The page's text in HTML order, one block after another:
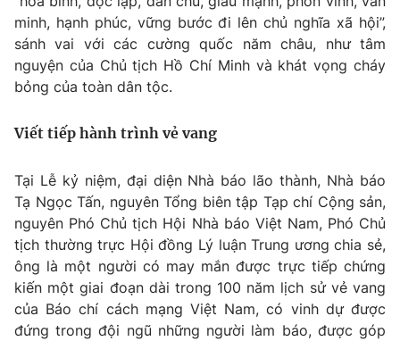
minh, hạnh phúc, vững bước đi lên chủ nghĩa xã hội”,
sánh vai với các cường quốc năm châu, như tâm
nguyện của Chủ tịch Hồ Chí Minh và khát vọng cháy
bỏng của toàn dân tộc.
Viết tiếp hành trình vẻ vang
Tại Lễ kỷ niệm, đại diện Nhà báo lão thành, Nhà báo
Tạ Ngọc Tấn, nguyên Tổng biên tập Tạp chí Cộng sản,
nguyên Phó Chủ tịch Hội Nhà báo Việt Nam, Phó Chủ
tịch thường trực Hội đồng Lý luận Trung ương chia sẻ,
ông là một người có may mắn được trực tiếp chứng
kiến một giai đoạn dài trong 100 năm lịch sử vẻ vang
của Báo chí cách mạng Việt Nam, có vinh dự được
đứng trong đội ngũ những người làm báo, được góp